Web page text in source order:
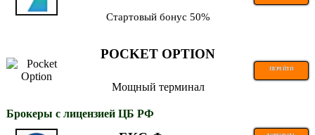
Стартовый бонус 50%
POCKET OPTION
ПЕРЕЙТИ
Мощный терминал
Брокеры с лицензией ЦБ РФ